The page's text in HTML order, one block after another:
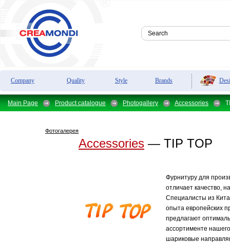
Company Quality Style Brands
Main Page Product catalogue Photogallery Accessories
Фотогалерея
Accessories — TIP TOP
Фурнитуру для
отличает качество,
Специалисты из
опыта европейских
предлагают
ассортименте
шариковые